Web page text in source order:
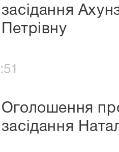
засідання
Петрівну
Оголошення
засідання